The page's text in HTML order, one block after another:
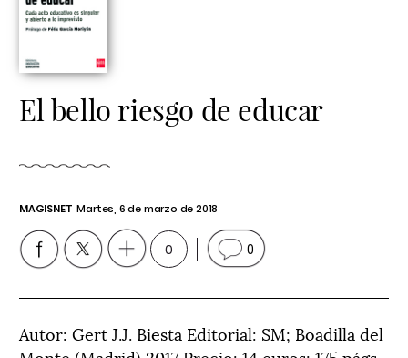
El bello riesgo de educar
MAGISNET Martes, 6 de marzo de 2018
0 0
Autor: Gert J.J. Biesta Editorial: SM; Boadilla del